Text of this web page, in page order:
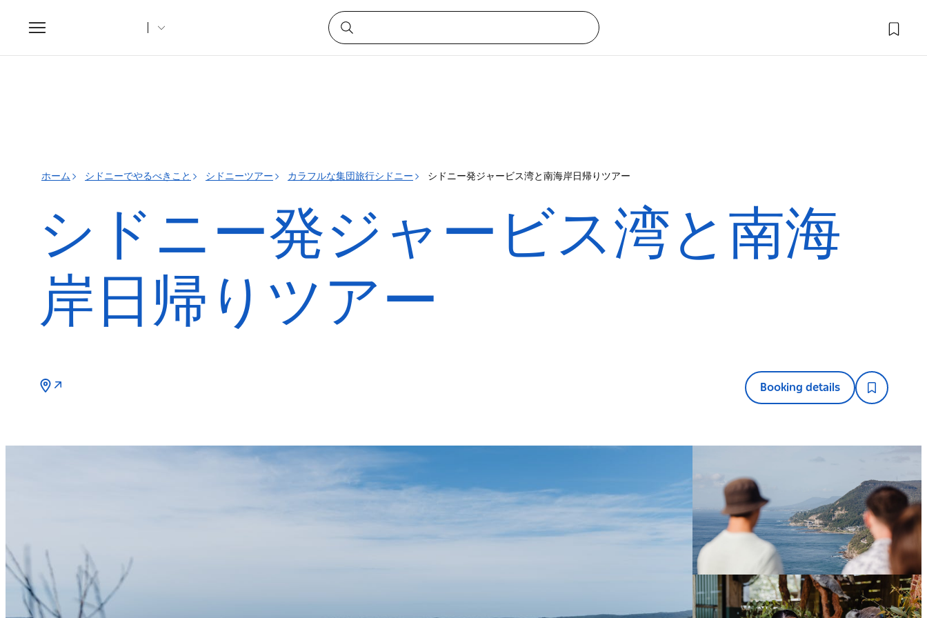
Toggle
navigation
ホーム シドニーでやるべきこと シドニーツアー カラフルな集団旅行シドニー シドニー発ジャービス湾と南海岸日帰りツアー
シドニー発ジャービス湾と南海
岸日帰りツアー
Booking details